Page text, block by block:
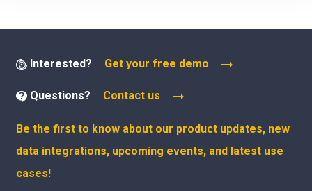
Interested? Get your free demo
Questions? Contact us
Be the first to know about our product updates, new
data integrations, upcoming events, and latest use
cases!